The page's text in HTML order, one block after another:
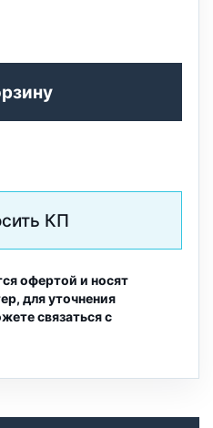
КП
офертой и носят
для уточнения
связаться с